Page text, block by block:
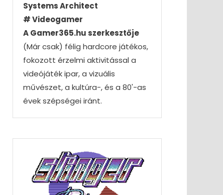
Systems Architect
# Videogamer
A Gamer365.hu szerkesztője
(Már csak) félig hardcore játékos,
fokozott érzelmi aktivitással a
videójáték ipar, a vizuális
művészet, a kultúra-, és a 80'-as
évek szépségei iránt.